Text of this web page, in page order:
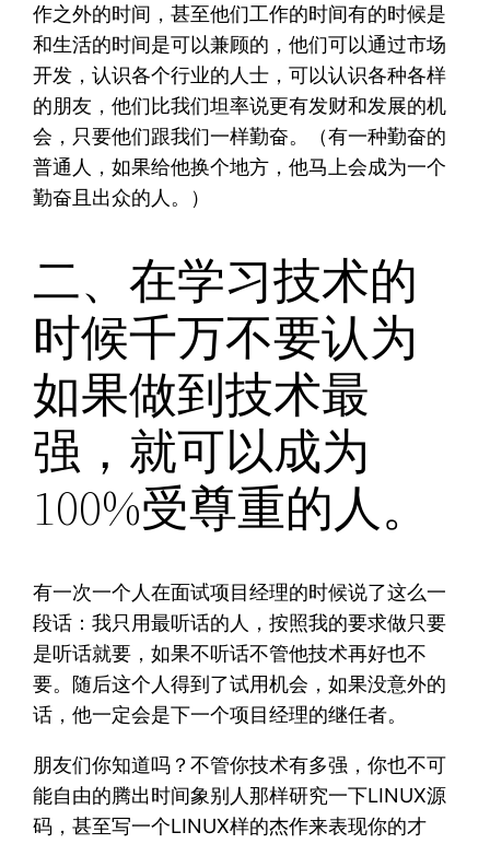
作之外的时间，甚至他们工作的时间有的时候是
和生活的时间是可以兼顾的，他们可以通过市场
开发，认识各个行业的人士，可以认识各种各样
的朋友，他们比我们坦率说更有发财和发展的机
会，只要他们跟我们一样勤奋。（有一种勤奋的
普通人，如果给他换个地方，他马上会成为一个
勤奋且出众的人。）
二、在学习技术的
时候千万不要认为
如果做到技术最
强，就可以成为
100%受尊重的人。
有一次一个人在面试项目经理的时候说了这么一
段话：我只用最听话的人，按照我的要求做只要
是听话就要，如果不听话不管他技术再好也不
要。随后这个人得到了试用机会，如果没意外的
话，他一定会是下一个项目经理的继任者。
朋友们你知道吗？不管你技术有多强，你也不可
能自由的腾出时间象别人那样研究一下LINUX源
码，甚至写一个LINUX样的杰作来表现你的才